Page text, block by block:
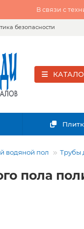
В связи с
безопасности
водяной пол Трубы
пола